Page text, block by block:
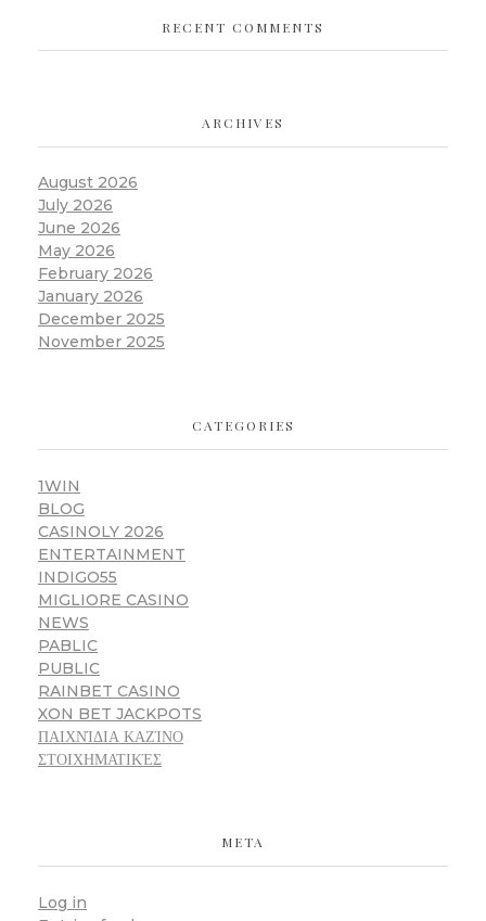
RECENT COMMENTS
ARCHIVES
August 2026
July 2026
June 2026
May 2026
February 2026
January 2026
December 2025
November 2025
CATEGORIES
1WIN
BLOG
CASINOLY 2026
ENTERTAINMENT
INDIGO55
MIGLIORE CASINO
NEWS
PABLIC
PUBLIC
RAINBET CASINO
XON BET JACKPOTS
ΠΑΙΧΝΊΔΙΑ ΚΑΖΊΝΟ
ΣΤΟΙΧΗΜΑΤΙΚΈΣ
META
Log in